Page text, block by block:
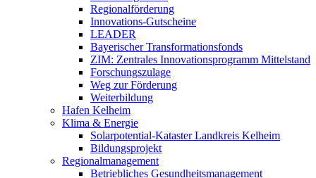
Regionalförderung
Innovations-Gutscheine
LEADER
Bayerischer Transformationsfonds
ZIM: Zentrales Innovationsprogramm Mittelstand
Forschungszulage
Weg zur Förderung
Weiterbildung
Hafen Kelheim
Klima & Energie
Solarpotential-Kataster Landkreis Kelheim
Bildungsprojekt
Regionalmanagement
Betriebliches Gesundheitsmanagement